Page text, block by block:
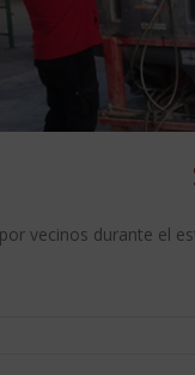
vecinos durante el